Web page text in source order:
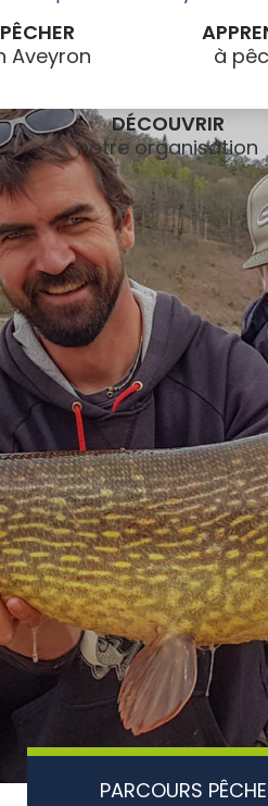
PÊCHER
DÉCOUVRIR
PARCOURS PÊCHE